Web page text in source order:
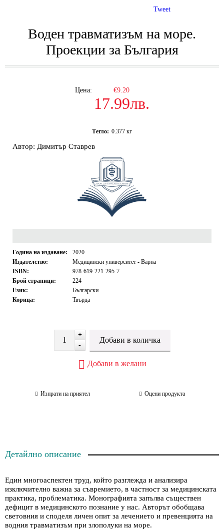
Воден травматизъм на море.
Проекции за България
Цена: €9.20
17.99лв.
Тегло: 0.377 кг
Автор: Димитър Ставрев
Година на издаване:
2020
Издателство:
Медицински университет - Варна
ISBN:
978-619-221-295-7
Брой страници:
224
Език:
Български
Корица:
Твърда
+
-
Добави в желани
Изпрати на приятел Оцени продукта
Tweet
Детайлно описание
Един многоаспектен труд, който разглежда и анализира
изключително важна за съвремието, в частност за медицинската
практика, проблематика. Монографията запълва съществен
дефицит в медицинското познание у нас. Авторът обобщава
световния и споделя личен опит за лечението и превенцията на
водния травматизъм при злополуки на море.